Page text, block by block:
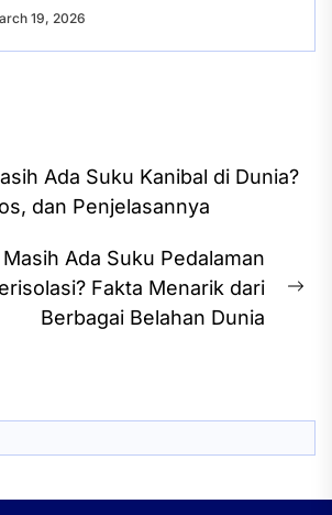
19, 2026
Ada Suku Kanibal di Dunia?
dan Penjelasannya
Ada Suku Pedalaman
Fakta Menarik dari
Berbagai Belahan Dunia